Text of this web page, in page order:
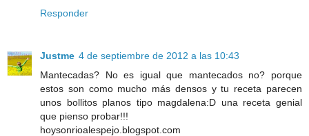
Responder
Justme 4 de septiembre de 2012 a las 10:43
Mantecadas? No es igual que mantecados no? porque
estos son como mucho más densos y tu receta parecen
unos bollitos planos tipo magdalena:D una receta genial
que pienso probar!!!
hoysonrioalespejo.blogspot.com